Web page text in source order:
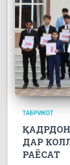
ТАБРИКОТ
ДАР
РАЁСАТ